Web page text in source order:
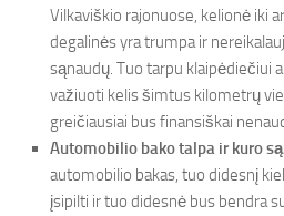
Vilkaviškio rajonuose, kelionė iki
degalinės yra trumpa ir
sąnaudų. Tuo tarpu klaipėdiečiui
važiuoti kelis šimtus kilometrų
greičiausiai bus finansiškai
Automobilio bako talpa ir kuro
automobilio bakas, tuo didesnį
įsipilti ir tuo didesnė bus bendra